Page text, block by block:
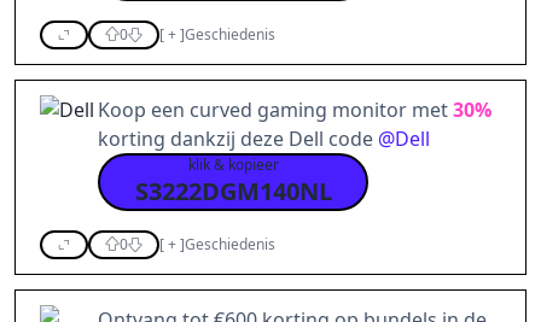
0 [+]Geschiedenis
Koop een curved gaming monitor met30%
korting dankzij deze Dell code @Dell
klik & kopieer
S3222DGM140NL
0 [+]Geschiedenis